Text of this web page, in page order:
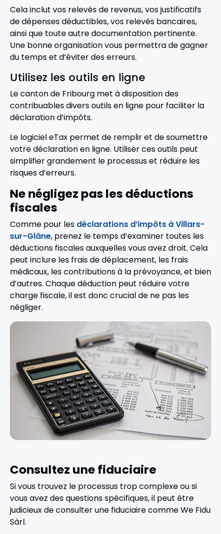
Cela inclut vos relevés de revenus, vos justificatifs
de dépenses déductibles, vos relevés bancaires,
ainsi que toute autre documentation pertinente.
Une bonne organisation vous permettra de gagner
du temps et d’éviter des erreurs.
Utilisez les outils en ligne
Le canton de Fribourg met à disposition des
contribuables divers outils en ligne pour faciliter la
déclaration d’impôts.
Le logiciel eTax permet de remplir et de soumettre
votre déclaration en ligne. Utiliser ces outils peut
simplifier grandement le processus et réduire les
risques d’erreurs.
Ne négligez pas les déductions
fiscales
Comme pour les déclarations d’impôts à Villars-
sur-Glâne, prenez le temps d’examiner toutes les
déductions fiscales auxquelles vous avez droit. Cela
peut inclure les frais de déplacement, les frais
médicaux, les contributions à la prévoyance, et bien
d’autres. Chaque déduction peut réduire votre
charge fiscale, il est donc crucial de ne pas les
négliger.
Consultez une fiduciaire
Si vous trouvez le processus trop complexe ou si
vous avez des questions spécifiques, il peut être
judicieux de consulter une fiduciaire comme We Fidu
Sàrl.